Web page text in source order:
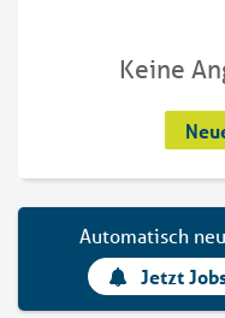
Keine
Automatisch
Jetzt